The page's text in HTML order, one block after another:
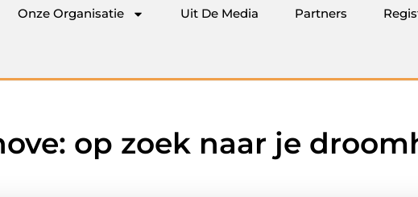
Onze Organisatie Uit De Media Partners
op zoek naar je